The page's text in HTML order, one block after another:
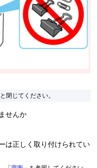
閉じてください。
せんか
は正しく取り付けられてい